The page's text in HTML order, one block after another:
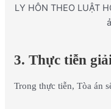
LY HÔN THEO LUẬT
3. Thực tiễn
Trong thực tiễn, Tòa án